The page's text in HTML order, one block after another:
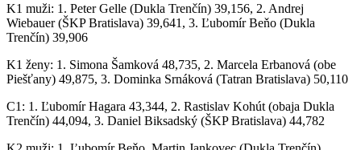
K1 muži: 1. Peter Gelle (Dukla Trenčín) 39,156, 2. Andrej
Wiebauer (ŠKP Bratislava) 39,641, 3. Ľubomír Beňo (Dukla
Trenčín) 39,906
K1 ženy: 1. Simona Šamková 48,735, 2. Marcela Erbanová (obe
Piešťany) 49,875, 3. Dominka Srnáková (Tatran Bratislava) 50,110
C1: 1. Ľubomír Hagara 43,344, 2. Rastislav Kohút (obaja Dukla
Trenčín) 44,094, 3. Daniel Biksadský (ŠKP Bratislava) 44,782